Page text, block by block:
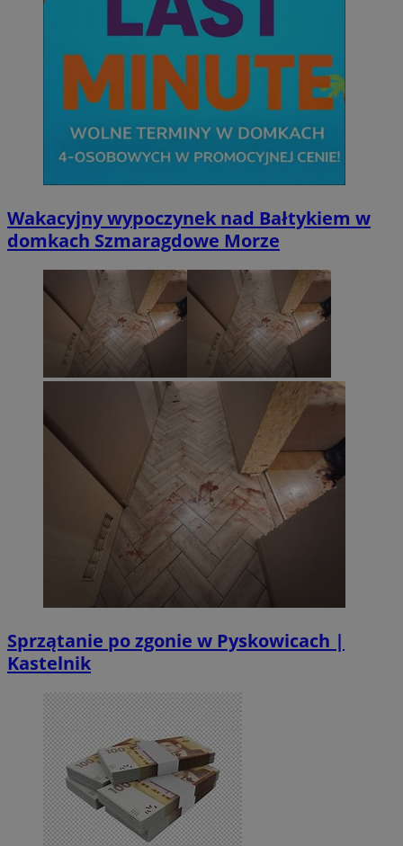
Wakacyjny wypoczynek nad Bałtykiem w
domkach Szmaragdowe Morze
Sprzątanie po zgonie w Pyskowicach |
Kastelnik